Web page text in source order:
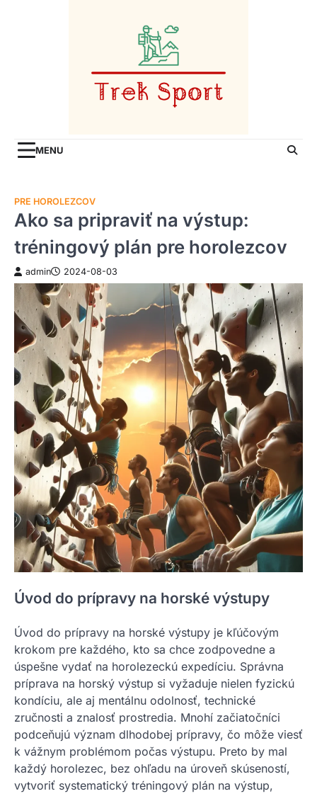
MENU
PRE HOROLEZCOV
Ako sa pripraviť na výstup:
tréningový plán pre horolezcov
admin 2024-08-03
Úvod do prípravy na horské výstupy
Úvod do prípravy na horské výstupy je kľúčovým
krokom pre každého, kto sa chce zodpovedne a
úspešne vydať na horolezeckú expedíciu. Správna
príprava na horský výstup si vyžaduje nielen fyzickú
kondíciu, ale aj mentálnu odolnosť, technické
zručnosti a znalosť prostredia. Mnohí začiatočníci
podceňujú význam dlhodobej prípravy, čo môže viesť
k vážnym problémom počas výstupu. Preto by mal
každý horolezec, bez ohľadu na úroveň skúseností,
vytvoriť systematický tréningový plán na výstup,